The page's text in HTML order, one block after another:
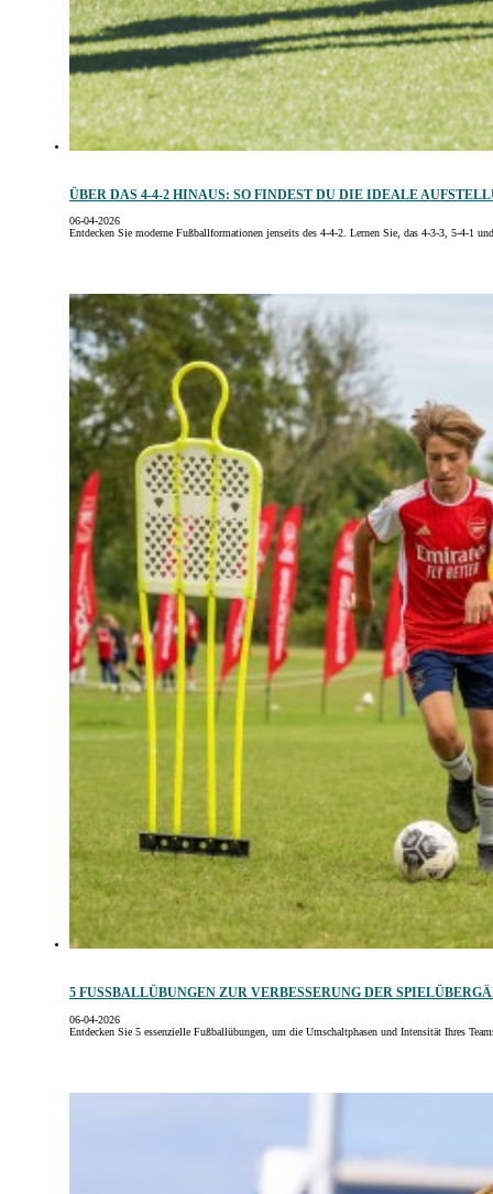
ÜBER DAS 4-4-2 HINAUS: SO FINDEST DU DIE IDEALE
06-04-2026
Entdecken Sie moderne Fußballformationen jenseits des 4-4-2. Lernen Sie, das 4-3-3, 5-4-1
5 FUSSBALLÜBUNGEN ZUR VERBESSERUNG DER
06-04-2026
Entdecken Sie 5 essenzielle Fußballübungen, um die Umschaltphasen und Intensität Ihres